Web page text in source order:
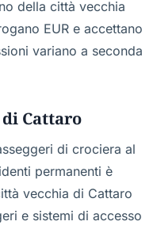
della città vecchia
EUR e accettano
variano a seconda
Cattaro
di crociera al
permanenti è
vecchia di Cattaro
e sistemi di accesso